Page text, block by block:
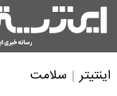
اینتیتر سلامت